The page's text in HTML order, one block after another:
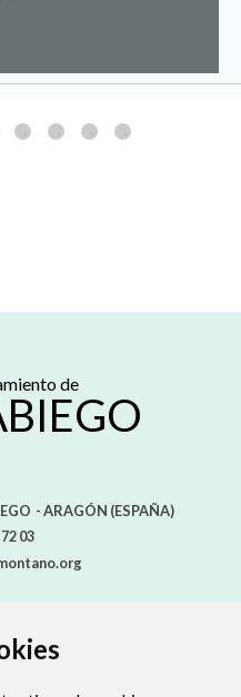
de
- ARAGÓN (ESPAÑA)
03
POLÍTICA DE COOKIES